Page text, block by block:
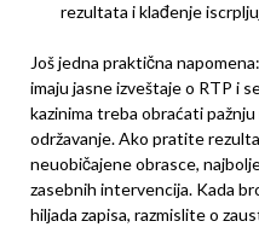
rezultata i klađenje
Još jedna praktična
imaju jasne izveštaje o RTP i
kazinima treba obraćati
održavanje. Ako pratite
neuobičajene obrasce,
zasebnih intervencija. Kada
hiljada zapisa, razmislite o